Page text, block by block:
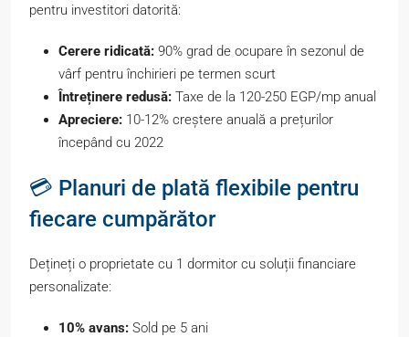
pentru investitori datorită:
Cerere ridicată: 90% grad de ocupare în sezonul de
vârf pentru închirieri pe termen scurt
Întreținere redusă: Taxe de la 120-250 EGP/mp anual
Apreciere: 10-12% creștere anuală a prețurilor
începând cu 2022
💳 Planuri de plată flexibile pentru
fiecare cumpărător
Dețineți o proprietate cu 1 dormitor cu soluții financiare
personalizate:
10% avans: Sold pe 5 ani